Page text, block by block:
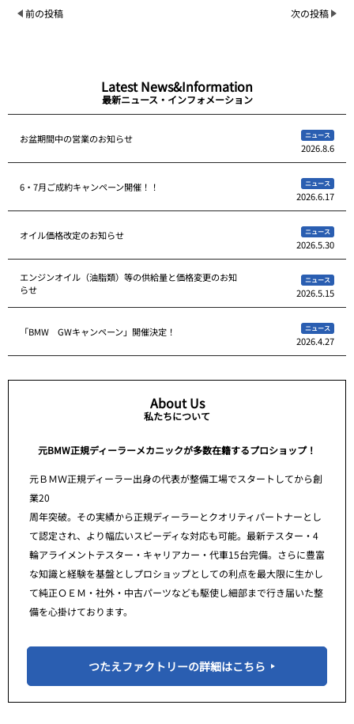
前の投稿 次の投稿
Latest News&Information
最新ニュース・インフォメーション
お盆期間中の営業のお知らせ ニュース
2026.8.6
6・7月ご成約キャンペーン開催！！ ニュース
2026.6.17
オイル価格改定のお知らせ ニュース
2026.5.30
エンジンオイル（油脂類）等の供給量と価格変更のお知
らせ
ニュース
2026.5.15
「BMW GWキャンペーン」開催決定！ ニュース
2026.4.27
About Us
私たちについて
元BMW正規ディーラーメカニックが多数在籍するプロショップ！
元ＢＭＷ正規ディーラー出身の代表が整備工場でスタートしてから創
業20
周年突破。その実績から正規ディーラーとクオリティパートナーとし
て認定され、より幅広いスピーディな対応も可能。最新テスター・4
輪アライメントテスター・キャリアカー・代車15台完備。さらに豊富
な知識と経験を基盤としプロショップとしての利点を最大限に生かし
て純正ＯＥＭ・社外・中古パーツなども駆使し細部まで行き届いた整
備を心掛けております。
つたえファクトリーの詳細はこちら